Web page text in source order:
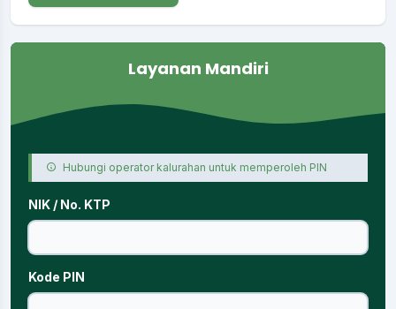
Layanan Mandiri
Hubungi operator kalurahan untuk memperoleh PIN
NIK / No. KTP
Kode PIN